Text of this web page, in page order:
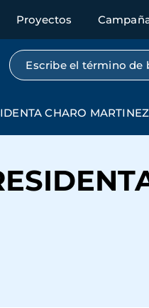
Proyectos
Búsqueda por texto
CHARO